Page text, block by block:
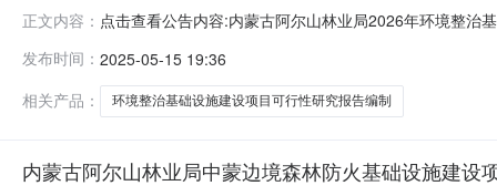
正文内容： 点击查看公告内容:内蒙古阿尔山林业局2026年环境整治
设计有限公司87,000.00公示时间为：2025年5月16日。
系方式，
发布时间： 2025-05-15 19:36
相关产品：
环境整治基础设施建设项目可行性研究报告编制
内蒙古阿尔山林业局中蒙边境森林防火基础设施建设